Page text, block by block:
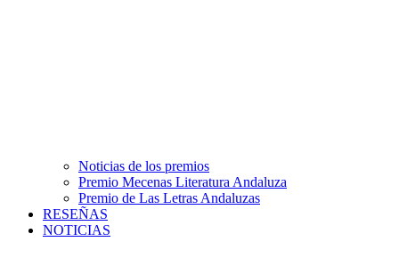
Noticias de los premios
Premio Mecenas Literatura Andaluza
Premio de Las Letras Andaluzas
RESEÑAS
NOTICIAS